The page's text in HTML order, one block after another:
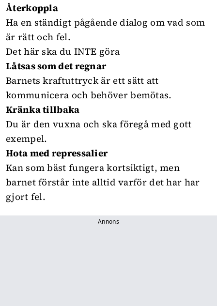
Återkoppla
Ha en ständigt pågående dialog om vad som
är rätt och fel.
Det här ska du INTE göra
Låtsas som det regnar
Barnets kraftuttryck är ett sätt att
kommunicera och behöver bemötas.
Kränka tillbaka
Du är den vuxna och ska föregå med gott
exempel.
Hota med repressalier
Kan som bäst fungera kortsiktigt, men
barnet förstår inte alltid varför det har har
gjort fel.
Annons